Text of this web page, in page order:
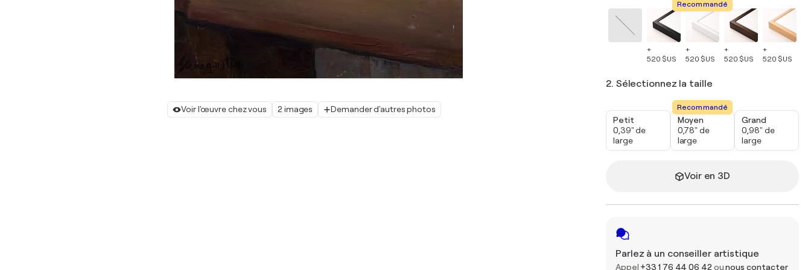
Voir l'œuvre chez vous 2 images Demander d'autres photos
+
520 $US
Recommandé
+
520 $US
+
520 $US
+
520 $US
2. Sélectionnez la taille
Petit
0,39" de
large
Recommandé
Moyen
0,78" de
large
Grand
0,98" de
large
Voir en 3D
Parlez à un conseiller artistique
Appel +33 1 76 44 06 42 ounous contacter